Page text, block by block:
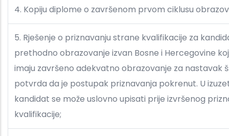
4. Kopiju diplome o završenom prvom ciklusu
5. Rješenje o priznavanju strane kvalifikacije za
prethodno obrazovanje izvan Bosne i Hercegovine
imaju završeno adekvatno obrazovanje za nastavak
potvrda da je postupak priznavanja pokrenut. U
kandidat se može uslovno upisati prije izvršenog
kvalifikacije;